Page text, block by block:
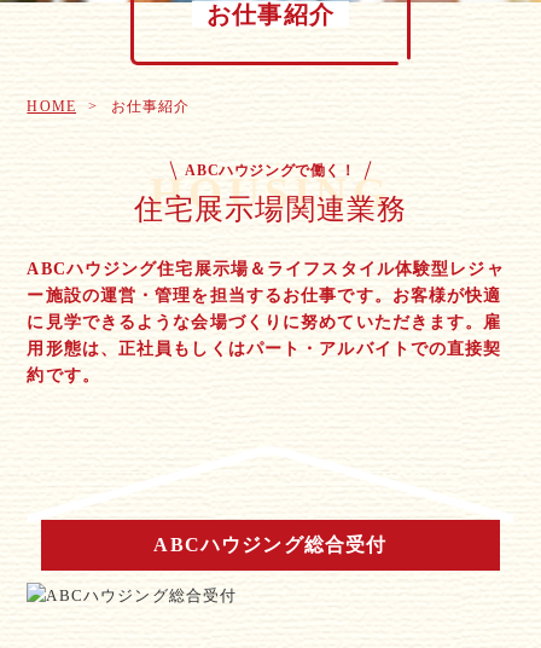
お仕事紹介
HOME お仕事紹介
HOUSING
ABCハウジングで働く！
住宅展示場関連業務
ABCハウジング住宅展示場＆ライフスタイル体験型レジャ
ー施設の運営・管理を担当するお仕事です。お客様が快適
に見学できるような会場づくりに努めていただきます。雇
用形態は、正社員もしくはパート・アルバイトでの直接契
約です。
ABCハウジング総合受付